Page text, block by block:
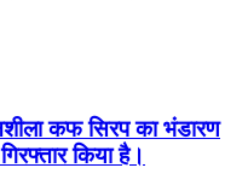
कफ सिरप का भंडारण
किया है।